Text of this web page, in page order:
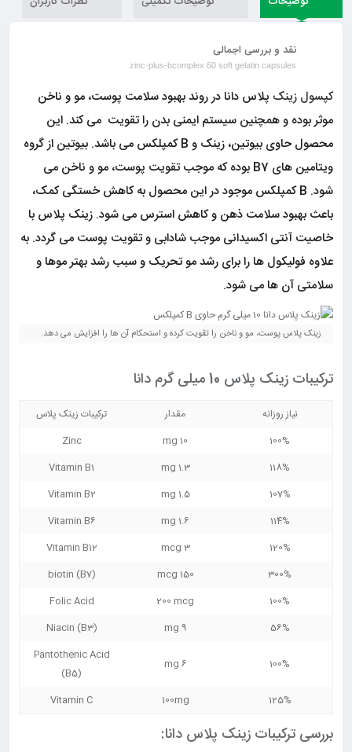
نقد و بررسی اجمالی
zinc-plus-bcomplex 60 soft gelatin capsules
کپسول زینک پلاس دانا در روند بهبود سلامت پوست، مو و ناخن
موثر بوده و همچنین سیستم ایمنی بدن را تقویت می کند. این
محصول حاوی بیوتین، زینک و B کمپلکس می باشد. بیوتین از گروه
ویتامین های B7 بوده که موجب تقویت پوست، مو و ناخن می
شود. B کمپلکس
موجود در این محصول به کاهش خستگی کمک،
باعث بهبود سلامت ذهن و کاهش استرس می شود. زینک پلاس با
خاصیت آنتی اکسیدانی موجب شادابی و تقویت پوست می گردد. به
علاوه فولیکول ها را برای رشد مو تحریک و سبب رشد بهتر موها و
سلامتی آن ها می شود.
زینک پلاس پوست، مو و ناخن را تقویت کرده و استحکام آن ها را افزایش می دهد.
ترکیبات زینک پلاس 10 میلی گرم دانا
نیاز روزانه مقدار
ترکیبات زینک پلاس
100%
10 mg
Zinc
118%
1.3 mg
Vitamin B1
107%
1.5 mg
Vitamin B2
114%
1.6 mg
Vitamin B6
120%
3 mcg
Vitamin B12
300%
150 mcg
biotin (B7)
100%
200 mcg
Folic Acid
56%
9 mg
Niacin (B3)
100%
6 mg
Pantothenic Acid
(B5)
125%
100mg
Vitamin C
بررسی ترکیبات زینک پلاس دانا: